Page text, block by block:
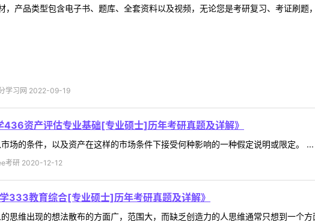
，产品类型包含电子书、题库、全套资料以及视频，无论您是考研复习、考证刷
学习网 2022-09-19
资产评估专业基础[专业硕士]历年考研真题及详解》
场的条件，以及资产在这样的市场条件下接受何种影响的一种假定说明或限定。 ...
考研 2020-12-12
333教育综合[专业硕士]历年考研真题及详解》
思维出现的想法散布的方面广，范围大，而缺乏创造力的人思维通常只想到一个